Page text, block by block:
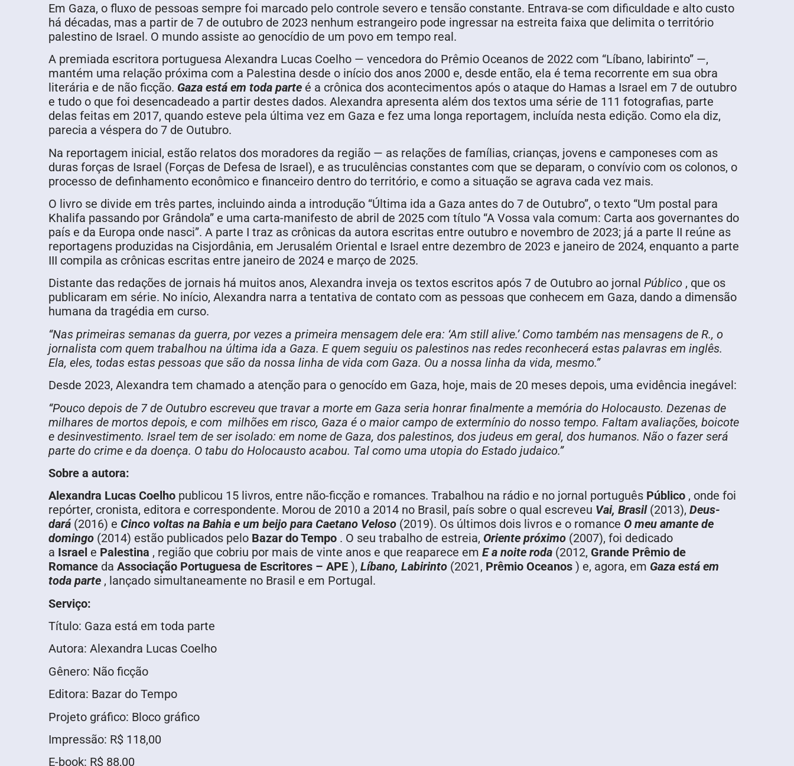
Em Gaza, o fluxo de pessoas sempre foi marcado pelo controle severo e tensão constante. Entrava-se com dificuldade e alto custo
há décadas, mas a partir de 7 de outubro de 2023 nenhum estrangeiro pode ingressar na estreita faixa que delimita o território
palestino de Israel. O mundo assiste ao genocídio de um povo em tempo real.
A premiada escritora portuguesa Alexandra Lucas Coelho — vencedora do Prêmio Oceanos de 2022 com “Líbano, labirinto” —,
mantém uma relação próxima com a Palestina desde o início dos anos 2000 e, desde então, ela é tema recorrente em sua obra
literária e de não ficção. Gaza está em toda parte é a crônica dos acontecimentos após o ataque do Hamas a Israel em 7 de outubro
e tudo o que foi desencadeado a partir destes dados. Alexandra apresenta além dos textos uma série de 111 fotografias, parte
delas feitas em 2017, quando esteve pela última vez em Gaza e fez uma longa reportagem, incluída nesta edição. Como ela diz,
parecia a véspera do 7 de Outubro.
Na reportagem inicial, estão relatos dos moradores da região — as relações de famílias, crianças, jovens e camponeses com as
duras forças de Israel (Forças de Defesa de Israel), e as truculências constantes com que se deparam, o convívio com os colonos, o
processo de definhamento econômico e financeiro dentro do território, e como a situação se agrava cada vez mais.
O livro se divide em três partes, incluindo ainda a introdução “Última ida a Gaza antes do 7 de Outubro”, o texto “Um postal para
Khalifa passando por Grândola” e uma carta-manifesto de abril de 2025 com título “A Vossa vala comum: Carta aos governantes do
país e da Europa onde nasci”. A parte I traz as crônicas da autora escritas entre outubro e novembro de 2023; já a parte II reúne as
reportagens produzidas na Cisjordânia, em Jerusalém Oriental e Israel entre dezembro de 2023 e janeiro de 2024, enquanto a parte
III compila as crônicas escritas entre janeiro de 2024 e março de 2025.
Distante das redações de jornais há muitos anos, Alexandra inveja os textos escritos após 7 de Outubro ao jornal Público , que os
publicaram em série. No início, Alexandra narra a tentativa de contato com as pessoas que conhecem em Gaza, dando a dimensão
humana da tragédia em curso.
“Nas primeiras semanas da guerra, por vezes a primeira mensagem dele era: ‘Am still alive.’ Como também nas mensagens de R., o
jornalista com quem trabalhou na última ida a Gaza. E quem seguiu os palestinos nas redes reconhecerá estas palavras em inglês.
Ela, eles, todas estas pessoas que são da nossa linha de vida com Gaza. Ou a nossa linha da vida, mesmo.”
Desde 2023, Alexandra tem chamado a atenção para o genocído em Gaza, hoje, mais de 20 meses depois, uma evidência inegável:
“Pouco depois de 7 de Outubro escreveu que travar a morte em Gaza seria honrar finalmente a memória do Holocausto. Dezenas de
milhares de mortos depois, e com milhões em risco, Gaza é o maior campo de extermínio do nosso tempo. Faltam avaliações, boicote
e desinvestimento. Israel tem de ser isolado: em nome de Gaza, dos palestinos, dos judeus em geral, dos humanos. Não o fazer será
parte do crime e da doença. O tabu do Holocausto acabou. Tal como uma utopia do Estado judaico.”
Sobre a autora:
Alexandra Lucas Coelho publicou 15 livros, entre não-ficção e romances. Trabalhou na rádio e no jornal português Público , onde foi
repórter, cronista, editora e correspondente. Morou de 2010 a 2014 no Brasil, país sobre o qual escreveu Vai, Brasil(2013), Deus-
dará (2016) e Cinco voltas na Bahia e um beijo para Caetano Veloso (2019). Os últimos dois livros e o romance O meu amante de
domingo (2014) estão publicados pelo Bazar do Tempo . O seu trabalho de estreia, Oriente próximo (2007), foi dedicado
a Israel e Palestina , região que cobriu por mais de vinte anos e que reaparece em E a noite roda (2012, Grande Prêmio de
Romance da Associação Portuguesa de Escritores – APE ), Líbano, Labirinto (2021, Prêmio Oceanos ) e, agora, em Gaza está em
toda parte , lançado simultaneamente no Brasil e em Portugal.
Serviço:
Título: Gaza está em toda parte
Autora: Alexandra Lucas Coelho
Gênero: Não ficção
Editora: Bazar do Tempo
Projeto gráfico: Bloco gráfico
Impressão: R$ 118,00
E-book: R$ 88,00